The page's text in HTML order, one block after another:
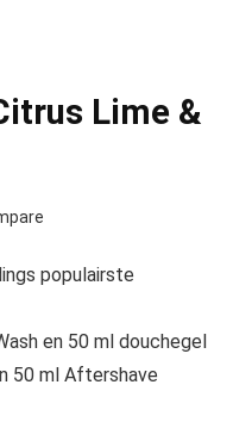
Lime &
populairste
en 50 ml douchegel
50 ml Aftershave